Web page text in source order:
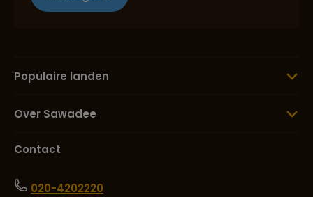
Populaire landen
Over Sawadee
Contact
020-4202220